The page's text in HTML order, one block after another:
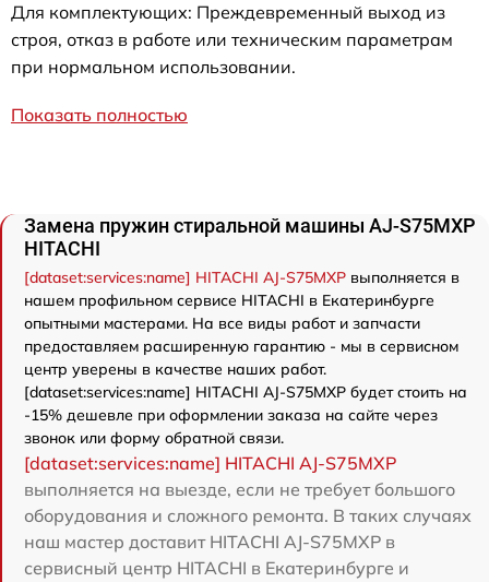
Для комплектующих: Преждевременный выход из
строя, отказ в работе или техническим параметрам
при нормальном использовании.
Показать полностью
Замена пружин стиральной машины AJ-S75MXP
HITACHI
[dataset:services:name] HITACHI AJ-S75MXP выполняется в
нашем профильном сервисе HITACHI в Екатеринбурге
опытными мастерами. На все виды работ и запчасти
предоставляем расширенную гарантию - мы в сервисном
центр уверены в качестве наших работ.
[dataset:services:name] HITACHI AJ-S75MXP будет стоить на
-15% дешевле при оформлении заказа на сайте через
звонок или форму обратной связи.
[dataset:services:name] HITACHI AJ-S75MXP
выполняется на выезде, если не требует большого
оборудования и сложного ремонта. В таких случаях
наш мастер доставит HITACHI AJ-S75MXP в
сервисный центр HITACHI в Екатеринбурге и